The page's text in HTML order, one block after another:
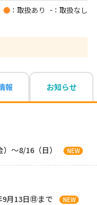
：取扱あり ：取扱なし
報 お知らせ
～8/16（日） NEW
月13日㊐まで NEW